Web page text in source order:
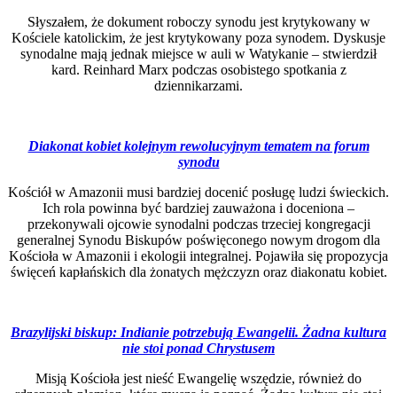
Słyszałem, że dokument roboczy synodu jest krytykowany w
Kościele katolickim, że jest krytykowany poza synodem. Dyskusje
synodalne mają jednak miejsce w auli w Watykanie – stwierdził
kard. Reinhard Marx podczas osobistego spotkania z
dziennikarzami.
Diakonat kobiet kolejnym rewolucyjnym tematem na forum
synodu
Kościół w Amazonii musi bardziej docenić posługę ludzi świeckich.
Ich rola powinna być bardziej zauważona i doceniona –
przekonywali ojcowie synodalni podczas trzeciej kongregacji
generalnej Synodu Biskupów poświęconego nowym drogom dla
Kościoła w Amazonii i ekologii integralnej. Pojawiła się propozycja
święceń kapłańskich dla żonatych mężczyzn oraz diakonatu kobiet.
Brazylijski biskup: Indianie potrzebują Ewangelii. Żadna kultura
nie stoi ponad Chrystusem
Misją Kościoła jest nieść Ewangelię wszędzie, również do